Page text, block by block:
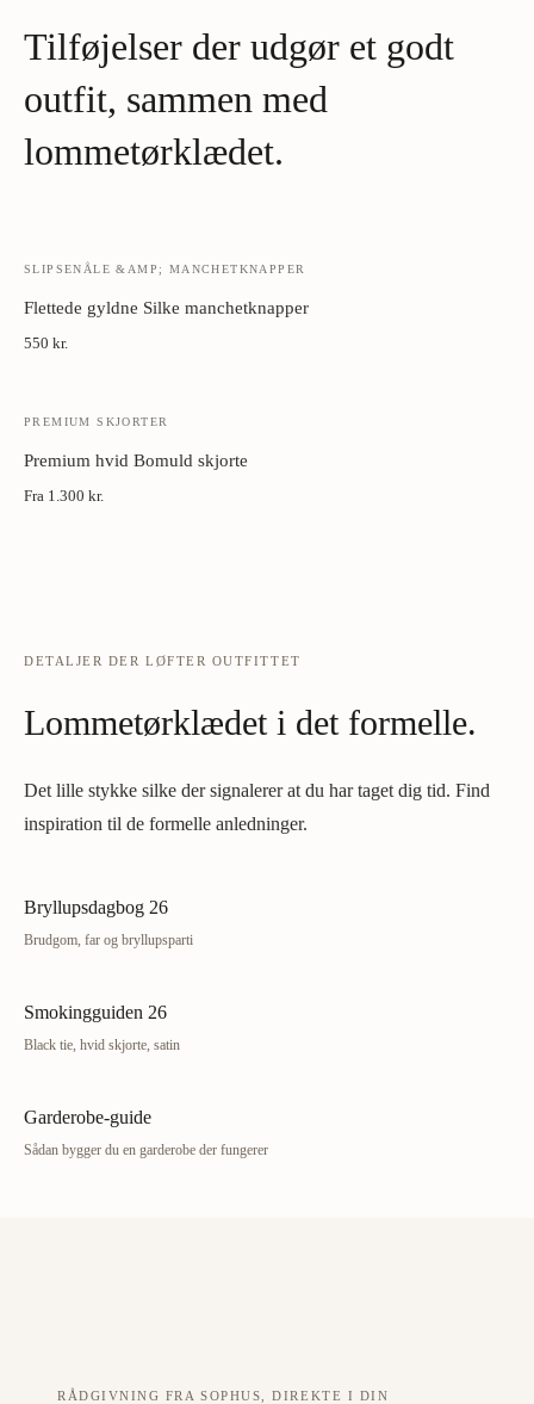
Metal manchetknapper:Tør med blødt klæde. Opbevar i æske
Tilføjelser der udgør et godt
outfit, sammen med
lommetørklædet.
SLIPSENÅLE &AMP; MANCHETKNAPPER
Flettede gyldne Silke manchetknapper
550 kr.
PREMIUM SKJORTER
Premium hvid Bomuld skjorte
Fra 1.300 kr.
DETALJER DER LØFTER OUTFITTET
Lommetørklædet i det formelle.
Det lille stykke silke der signalerer at du har taget dig tid. Find
inspiration til de formelle anledninger.
Bryllupsdagbog 26
Brudgom, far og bryllupsparti
Smokingguiden 26
Black tie, hvid skjorte, satin
Garderobe-guide
Sådan bygger du en garderobe der fungerer
RÅDGIVNING FRA SOPHUS, DIREKTE I DIN